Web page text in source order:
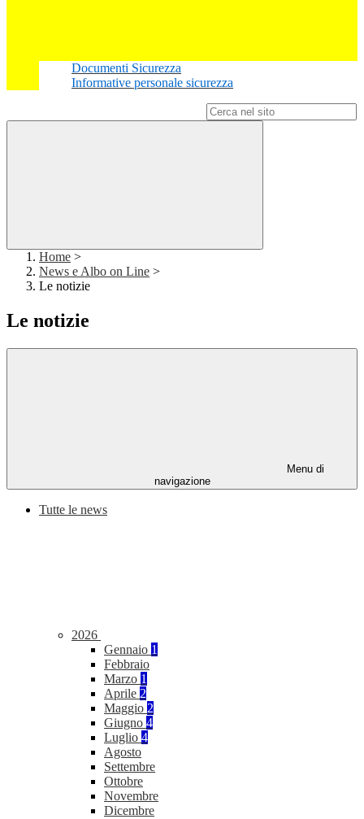
Documenti Sicurezza
Informative personale sicurezza
Home >
News e Albo on Line >
Le notizie
Le notizie
Menu di
navigazione
Tutte le news
2026
Gennaio 1
Febbraio
Marzo 1
Aprile 2
Maggio 2
Giugno 4
Luglio 4
Agosto
Settembre
Ottobre
Novembre
Dicembre